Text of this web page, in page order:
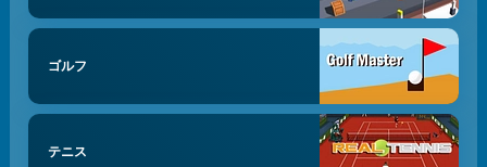
ゴルフ
テニス